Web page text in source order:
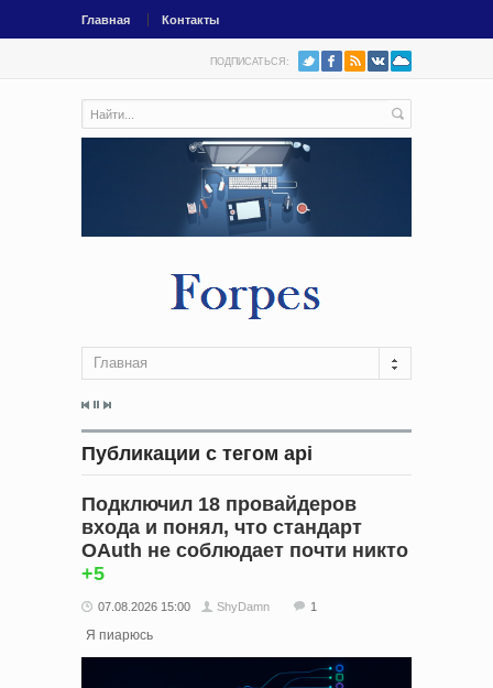
Главная Контакты
ПОДПИСАТЬСЯ:
Главная
Публикации с тегом api
Подключил 18 провайдеров
входа и понял, что стандарт
OAuth не соблюдает почти никто
+5
07.08.2026 15:00 ShyDamn 1
Я пиарюсь